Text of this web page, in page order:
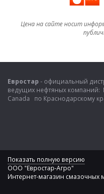
Цена на сайте носит
Евростар - официальный
ведущих нефтяных компаний:
Canada по Краснодарскому
Показать полную версию
ООО "Евростар-Агро"
Интернет-магазин смазочных